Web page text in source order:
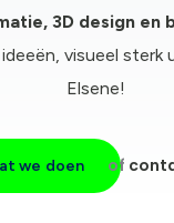
3D design en
visueel sterk
Elsene!
we doen of